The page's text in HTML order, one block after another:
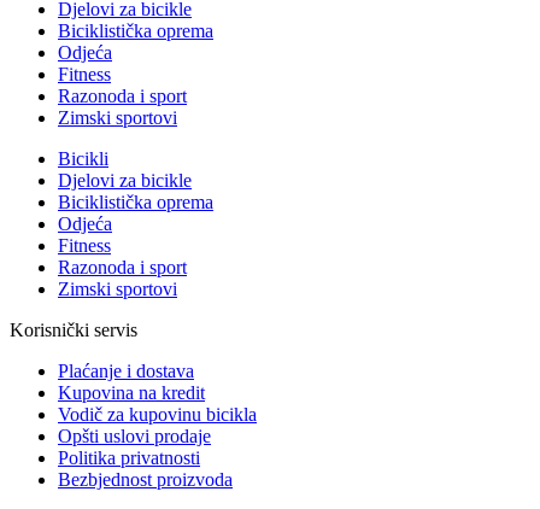
Djelovi za bicikle
Biciklistička oprema
Odjeća
Fitness
Razonoda i sport
Zimski sportovi
Bicikli
Djelovi za bicikle
Biciklistička oprema
Odjeća
Fitness
Razonoda i sport
Zimski sportovi
Korisnički servis
Plaćanje i dostava
Kupovina na kredit
Vodič za kupovinu bicikla
Opšti uslovi prodaje
Politika privatnosti
Bezbjednost proizvoda